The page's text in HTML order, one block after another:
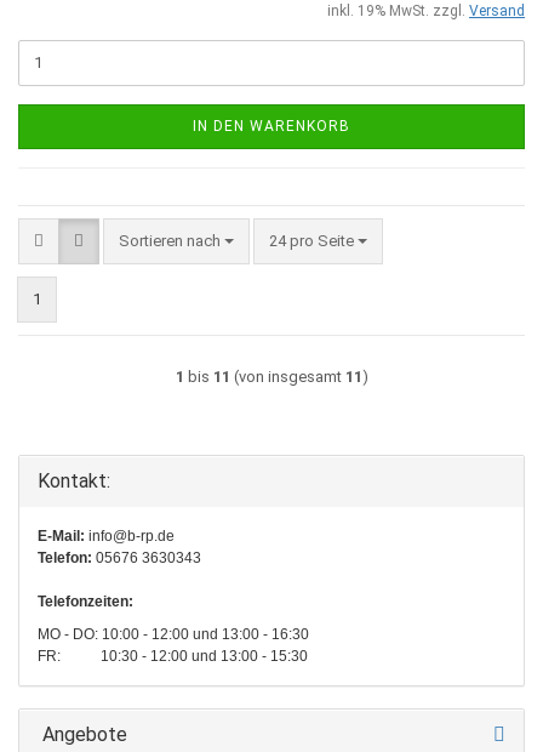
inkl. 19% MwSt. zzgl. Versand
IN DEN WARENKORB
Sortieren nach
Sortieren nach 24 pro Seite
pro Seite
1
1 bis 11 (von insgesamt 11)
Kontakt:
E-Mail: info@b-rp.de
Telefon: 05676 3630343
Telefonzeiten:
MO - DO: 10:00 - 12:00 und 13:00 - 16:30
FR: 10:30 - 12:00 und 13:00 - 15:30
Angebote